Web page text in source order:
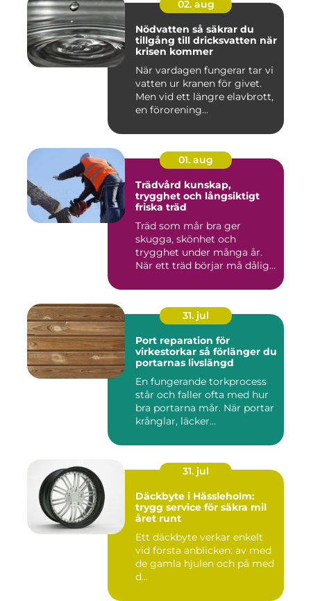
02. aug
Nödvatten så säkrar du
tillgång till dricksvatten när
krisen kommer
När vardagen fungerar tar vi
vatten ur kranen för givet.
Men vid ett längre elavbrott,
en förorening...
01. aug
Trädvård kunskap,
trygghet och långsiktigt
friska träd
Träd som mår bra ger
skugga, skönhet och
trygghet under många år.
När ett träd börjar må dåligt
31. jul
Port reparation för
virkestorkar så förlänger du
portarnas livslängd
En fungerande torkprocess
står och faller ofta med hur
bra portarna mår. När portar
krånglar, läcker...
31. jul
Däckbyte i Hässleholm:
trygg service för säkra mil
året runt
Ett däckbyte verkar enkelt
vid första anblicken: av med
de gamla hjulen och på med
d...